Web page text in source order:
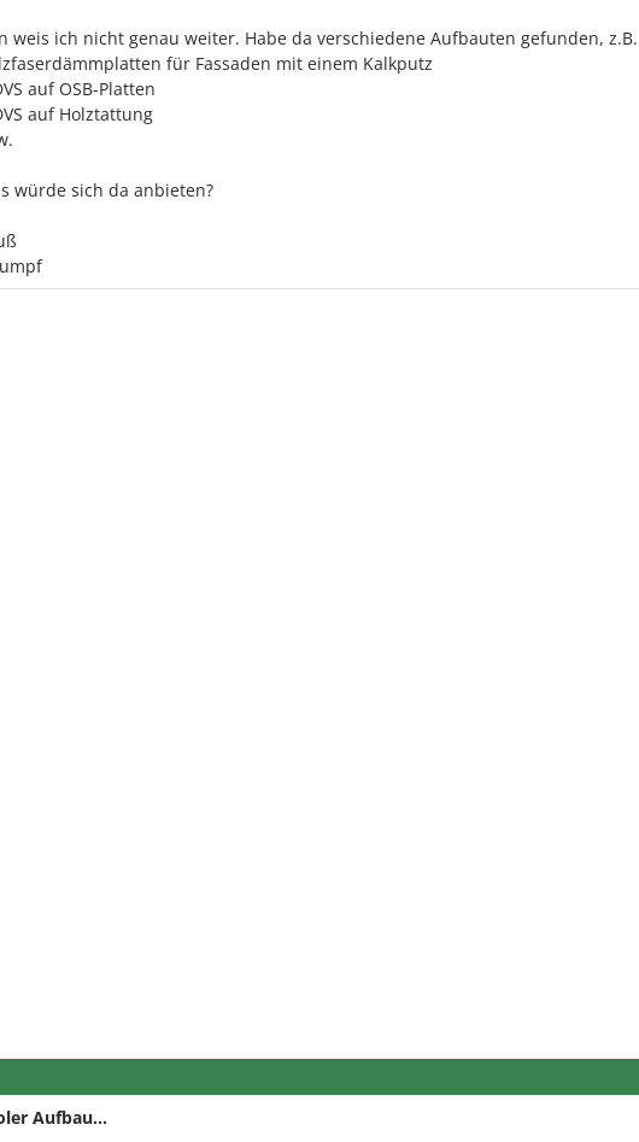
weis ich nicht genau weiter. Habe da verschiedene Aufbauten gefunden, z.B.
für Fassaden mit einem Kalkputz
auf OSB-Platten
auf Holztattung
würde sich da anbieten?
Aufbau...